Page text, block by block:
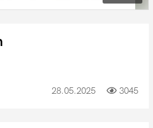
28.05.2025 3045